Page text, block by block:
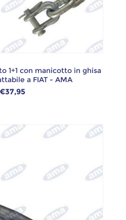
1+1 con manicotto in ghisa
a FIAT - AMA
€37,95